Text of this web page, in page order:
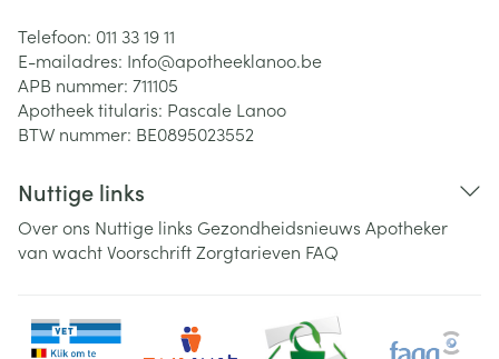
Telefoon: 011 33 19 11
E-mailadres: Info@apotheeklanoo.be
APB nummer: 711105
Apotheek titularis: Pascale Lanoo
BTW nummer: BE0895023552
Nuttige links
Over ons Nuttige links Gezondheidsnieuws Apotheker
van wachtVoorschriftZorgtarieven FAQ